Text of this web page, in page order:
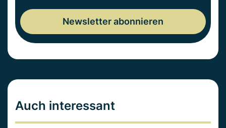
Auch interessant